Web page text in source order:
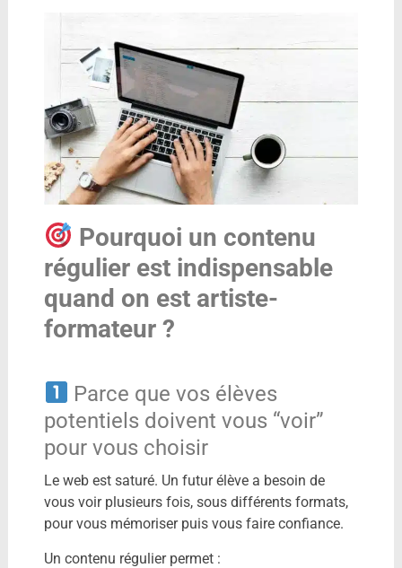
Pourquoi un contenu
régulier est indispensable
quand on est artiste-
formateur ?
Parce que vos élèves
potentiels doivent vous “voir”
pour vous choisir
Le web est saturé. Un futur élève a besoin de
vous voir plusieurs fois, sous différents formats,
pour vous mémoriser puis vous faire confiance.
Un contenu régulier permet :